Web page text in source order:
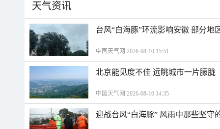
天气资讯
台风“白海豚”环流影响安徽 部分地
中国天气网 2026-08-10 15:51
北京能见度不佳 远眺城市一片朦胧
中国天气网 2026-08-10 14:35
迎战台风“白海豚” 风雨中那些坚守